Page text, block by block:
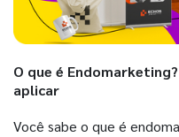
O que é
aplicar
Você sabe o que é